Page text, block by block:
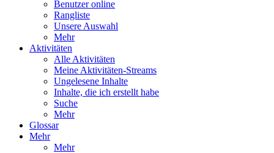
Benutzer online
Rangliste
Unsere Auswahl
Mehr
Aktivitäten
Alle Aktivitäten
Meine Aktivitäten-Streams
Ungelesene Inhalte
Inhalte, die ich erstellt habe
Suche
Mehr
Glossar
Mehr
Mehr